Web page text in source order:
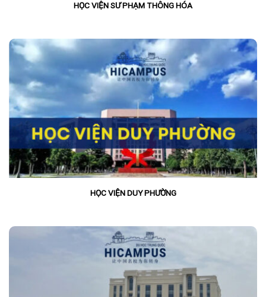
HỌC VIỆN SƯ PHẠM THÔNG HÓA
HỌC VIỆN DUY PHƯỜNG